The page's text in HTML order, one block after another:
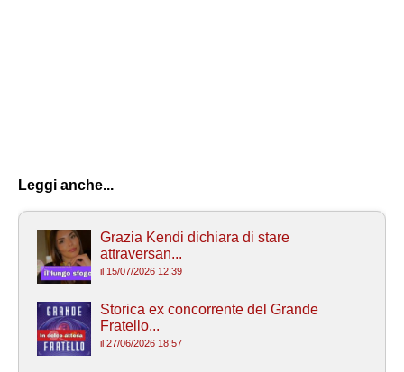
Leggi anche...
Grazia Kendi dichiara di stare
attraversan...
il 15/07/2026 12:39
Storica ex concorrente del Grande
Fratello...
il 27/06/2026 18:57